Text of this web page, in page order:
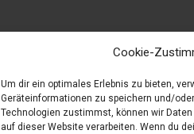
Cookie-
Um dir ein optimales Erlebnis zu bieten,
Geräteinformationen zu speichern und/
Technologien zustimmst, können wir
auf dieser Website verarbeiten. Wenn du